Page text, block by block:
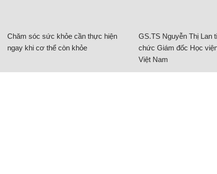
Chăm sóc sức khỏe cần thực hiện
ngay khi cơ thể còn khỏe
GS.TS Nguyễn Thị Lan
chức Giám đốc Học
Việt Nam